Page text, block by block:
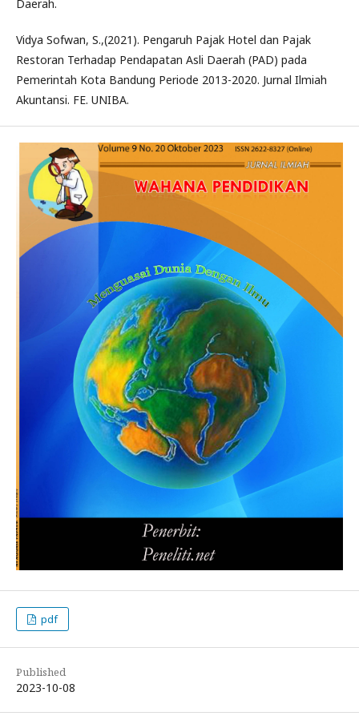
Daerah.
Vidya Sofwan, S.,(2021). Pengaruh Pajak Hotel dan Pajak
Restoran Terhadap Pendapatan Asli Daerah (PAD) pada
Pemerintah Kota Bandung Periode 2013-2020. Jurnal Ilmiah
Akuntansi. FE. UNIBA.
pdf
Published
2023-10-08